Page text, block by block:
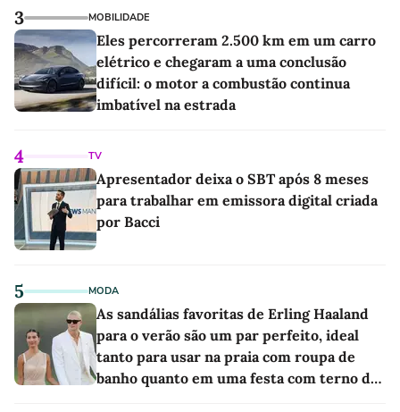
3 MOBILIDADE
Eles percorreram 2.500 km em um carro
elétrico e chegaram a uma conclusão
difícil: o motor a combustão continua
imbatível na estrada
4 TV
Apresentador deixa o SBT após 8 meses
para trabalhar em emissora digital criada
por Bacci
5 MODA
As sandálias favoritas de Erling Haaland
para o verão são um par perfeito, ideal
tanto para usar na praia com roupa de
banho quanto em uma festa com terno de